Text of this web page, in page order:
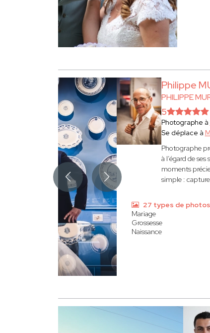
Philippe
PHILIPPE
5
Photographe à
Se déplace à
Photographe
à l’égard de
moments
simple :
27 types de photos
Mariage
Grossesse
Naissance